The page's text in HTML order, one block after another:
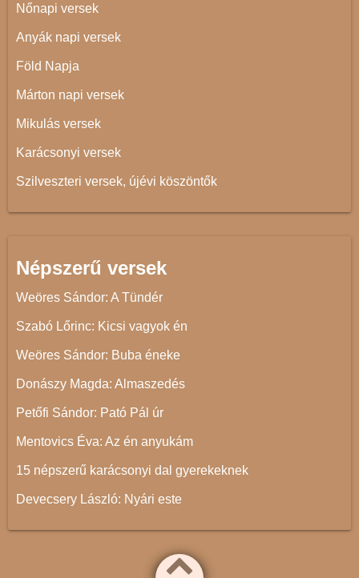
Nőnapi versek
Anyák napi versek
Föld Napja
Márton napi versek
Mikulás versek
Karácsonyi versek
Szilveszteri versek, újévi köszöntők
Népszerű versek
Weöres Sándor: A Tündér
Szabó Lőrinc: Kicsi vagyok én
Weöres Sándor: Buba éneke
Donászy Magda: Almaszedés
Petőfi Sándor: Pató Pál úr
Mentovics Éva: Az én anyukám
15 népszerű karácsonyi dal gyerekeknek
Devecsery László: Nyári este